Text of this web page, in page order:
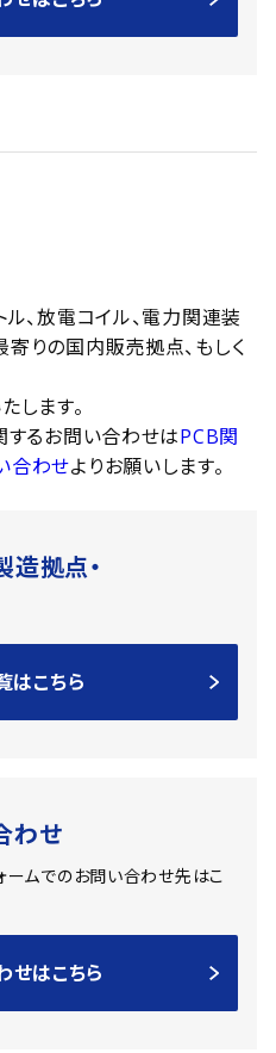
、放電コイル、電力関連装
りの国内販売拠点、もしく
します。
するお問い合わせはPCB関
合わせよりお願いします。
造拠点・
はこちら
わせ
ームでのお問い合わせ先はこ
せはこちら